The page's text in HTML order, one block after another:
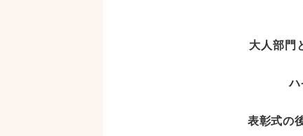
大人部門
ハ
表彰式の